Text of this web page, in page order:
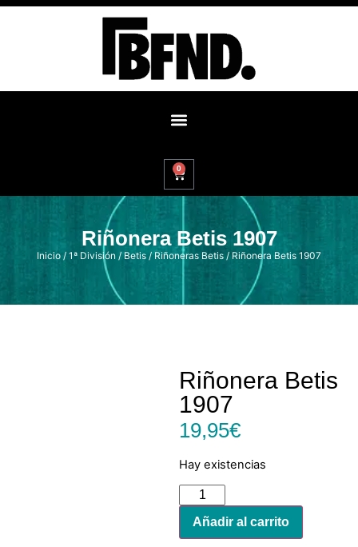
0
Riñonera Betis 1907
Inicio / 1ª División / Betis / Riñoneras Betis / Riñonera Betis 1907
Riñonera Betis
1907
19,95€
Hay existencias
Añadir al carrito